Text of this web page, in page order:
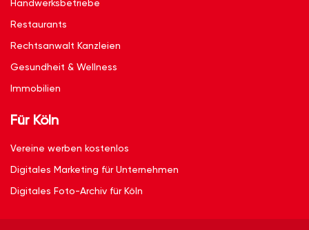
Handwerksbetriebe
Restaurants
Rechtsanwalt Kanzleien
Gesundheit & Wellness
Immobilien
Für Köln
Vereine werben kostenlos
Digitales Marketing für Unternehmen
Digitales Foto-Archiv für Köln